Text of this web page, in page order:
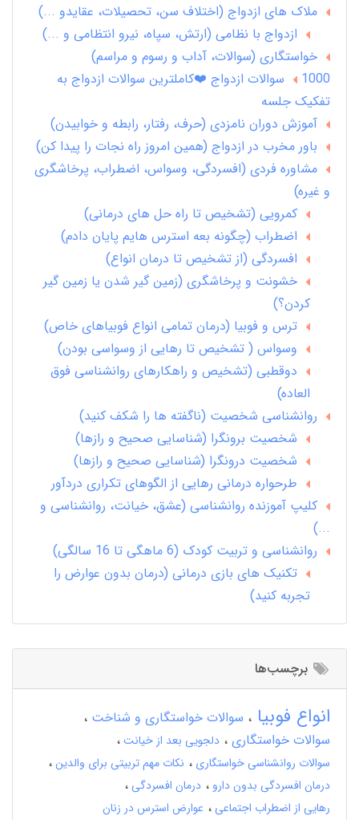
ملاک های ازدواج (اختلاف سن، تحصیلات، عقایدو ...)
ازدواج با نظامی (ارتش، سپاه، نیرو انتظامی و ...)
خواستگاری (سوالات، آداب و رسوم و مراسم)
1000 سوالات ازدواج ❤️کاملترین سوالات ازدواج به
تفکیک جلسه
آموزش دوران نامزدی (حرف، رفتار، رابطه و خوابیدن)
باور مخرب در ازدواج (همین امروز راه نجات را پیدا کن)
مشاوره فردی (افسردگی، وسواس، اضطراب، پرخاشگری
و غیره)
کمرویی (تشخیص تا راه حل های درمانی)
اضطراب (چگونه بعه استرس هایم پایان دادم)
افسردگی (از تشخیص تا درمان انواع)
خشونت و پرخاشگری (زمین گیر شدن یا زمین گیر
کردن؟)
ترس و فوبیا (درمان تمامی انواع فوبیاهای خاص)
وسواس ( تشخیص تا رهایی از وسواسی بودن)
دوقطبی (تشخیص و راهکارهای روانشناسی فوق
العاده)
روانشناسی شخصیت (ناگفته ها را شکف کنید)
شخصیت برونگرا (شناسایی صحیح و رازها)
شخصیت درونگرا (شناسایی صحیح و رازها)
طرحواره درمانی رهایی از الگوهای تکراری دردآور
کلیپ آموزنده روانشناسی (عشق، خیانت، روانشناسی و
...)
روانشناسی و تربیت کودک (6 ماهگی تا 16 سالگی)
تکنیک های بازی درمانی (درمان بدون عوارض را
تجربه کنید)
برچسب‌ها
انواع فوبیا
سوالات خواستگاری و شناخت
سوالات خواستگاری
دلجویی بعد از خیانت
سوالات روانشناسی خواستگاری
نکات مهم تربیتی برای والدین
درمان افسردگی بدون دارو
درمان افسردگی
رهایی از اضطراب اجتماعی
عوارض استرس در زنان